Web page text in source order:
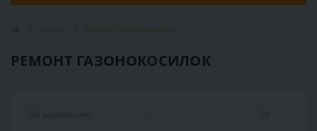
Ремонт газонокосилок
РЕМОНТ ГАЗОНОКОСИЛОК